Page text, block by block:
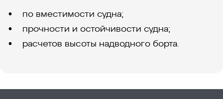
• по вместимости судна;
• прочности и остойчивости судна;
• расчетов высоты надводного борта.